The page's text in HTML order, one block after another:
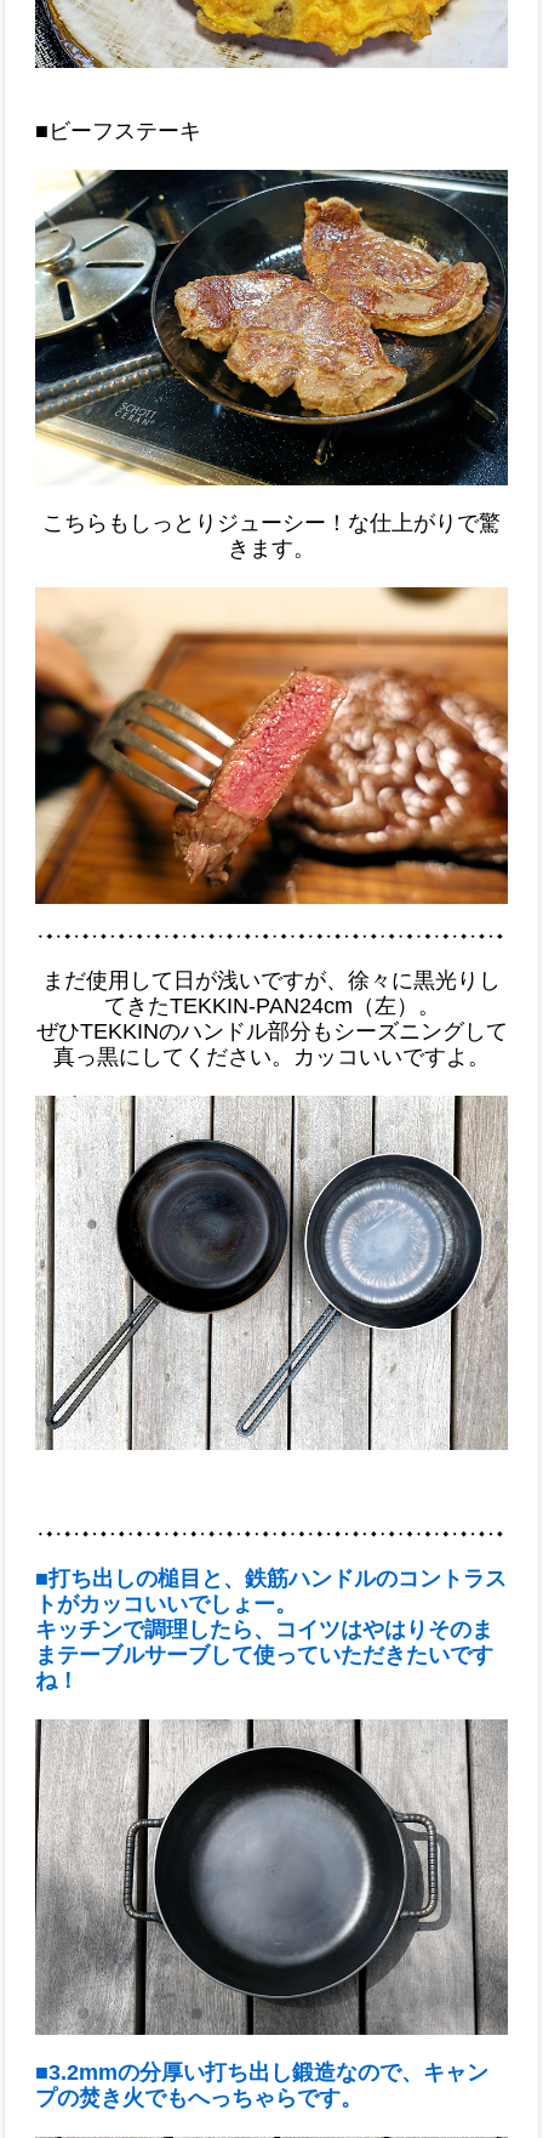
■ビーフステーキ
こちらもしっとりジューシー！な仕上がりで驚
きます。
まだ使用して日が浅いですが、徐々に黒光りし
てきたTEKKIN-PAN24cm（左）。
ぜひTEKKINのハンドル部分もシーズニングして
真っ黒にしてください。カッコいいですよ。
■打ち出しの槌目と、鉄筋ハンドルのコントラス
トがカッコいいでしょー。
キッチンで調理したら、コイツはやはりそのま
まテーブルサーブして使っていただきたいです
ね！
■3.2mmの分厚い打ち出し鍛造なので、キャン
プの焚き火でもへっちゃらです。